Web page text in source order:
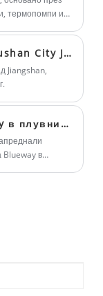
на услуги за
термопомпа за
термопомпа с
термопомпи и
Национален фитнес център Hushan City Jiangshan
Jiangshan,
Проект за термопомпа Blueway в плувния център на Университета за напреднали технологии в Шенжен (SUAT).
Blueway в